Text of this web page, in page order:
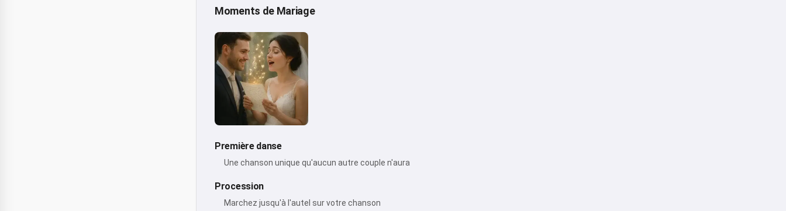
Moments de Mariage
Première danse
Une chanson unique qu'aucun autre couple n'aura
Procession
Marchez jusqu'à l'autel sur votre chanson